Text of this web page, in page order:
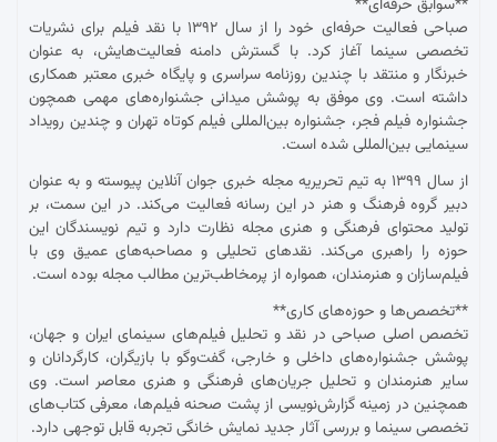
**سوابق حرفه‌ای**
صباحی فعالیت حرفه‌ای خود را از سال ۱۳۹۲ با نقد فیلم برای نشریات
تخصصی سینما آغاز کرد. با گسترش دامنه فعالیت‌هایش، به عنوان
خبرنگار و منتقد با چندین روزنامه سراسری و پایگاه خبری معتبر همکاری
داشته است. وی موفق به پوشش میدانی جشنواره‌های مهمی همچون
جشنواره فیلم فجر، جشنواره بین‌المللی فیلم کوتاه تهران و چندین رویداد
سینمایی بین‌المللی شده است.
از سال ۱۳۹۹ به تیم تحریریه مجله خبری جوان آنلاین پیوسته و به عنوان
دبیر گروه فرهنگ و هنر در این رسانه فعالیت می‌کند. در این سمت، بر
تولید محتوای فرهنگی و هنری مجله نظارت دارد و تیم نویسندگان این
حوزه را راهبری می‌کند. نقدهای تحلیلی و مصاحبه‌های عمیق وی با
فیلم‌سازان و هنرمندان، همواره از پرمخاطب‌ترین مطالب مجله بوده است.
**تخصص‌ها و حوزه‌های کاری**
تخصص اصلی صباحی در نقد و تحلیل فیلم‌های سینمای ایران و جهان،
پوشش جشنواره‌های داخلی و خارجی، گفت‌وگو با بازیگران، کارگردانان و
سایر هنرمندان و تحلیل جریان‌های فرهنگی و هنری معاصر است. وی
همچنین در زمینه گزارش‌نویسی از پشت صحنه فیلم‌ها، معرفی کتاب‌های
تخصصی سینما و بررسی آثار جدید نمایش خانگی تجربه قابل توجهی دارد.